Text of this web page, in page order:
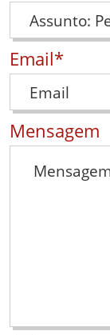
Email*
Mensagem